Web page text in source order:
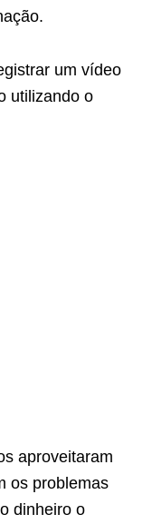
um vídeo
utilizando o
aproveitaram
os problemas
dinheiro o